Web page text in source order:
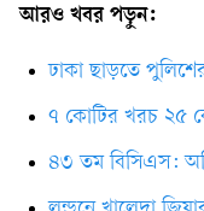
আরও খবর পড়ুন:
ঢাকা ছাড়তে
৭ কোটির খরচ ২৫
৪৩ তম বিসিএস: